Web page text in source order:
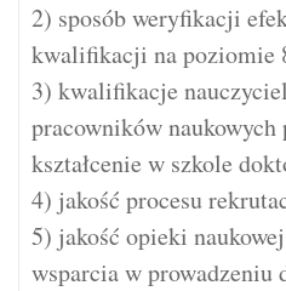
2) sposób weryfikacji
kwalifikacji na poziomie
3) kwalifikacje
pracowników naukowych
kształcenie w szkole
4) jakość procesu
5) jakość opieki
wsparcia w prowadzeniu